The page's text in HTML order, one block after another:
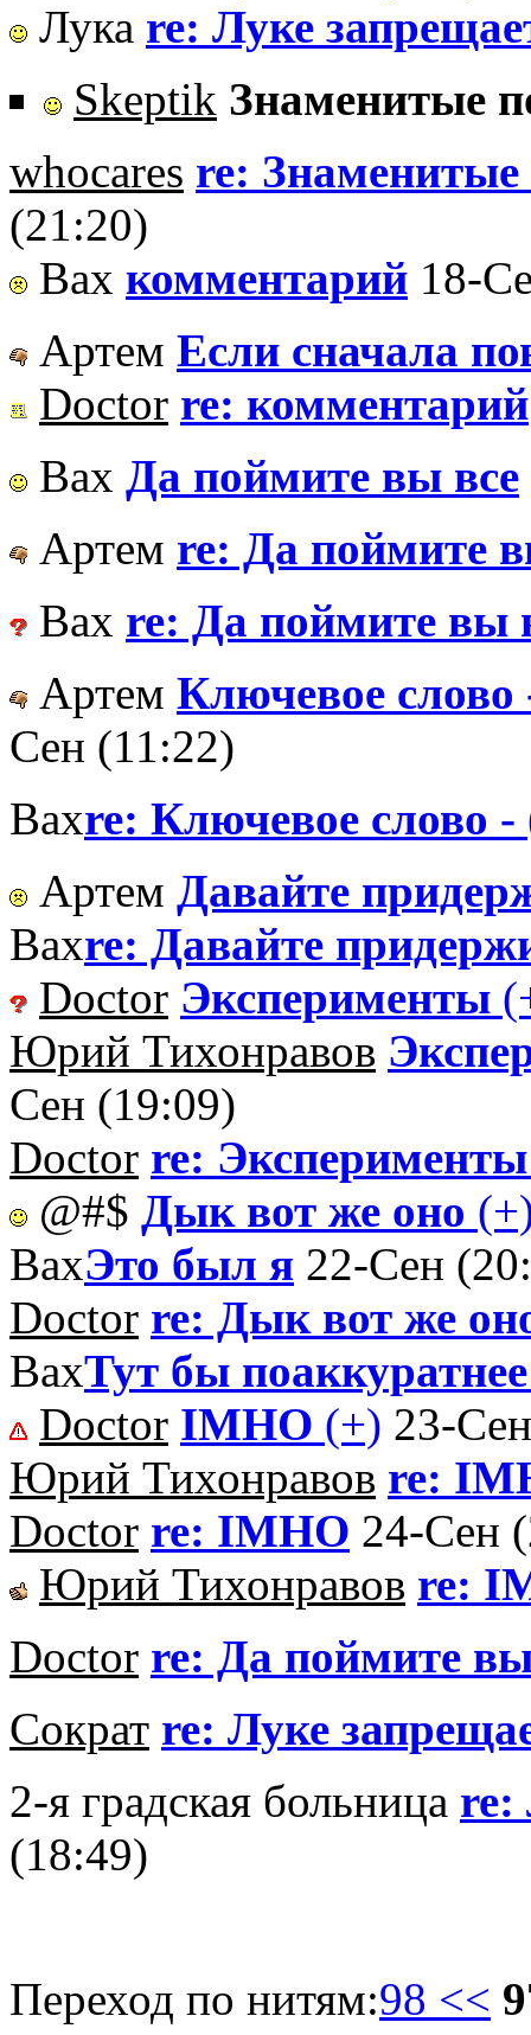
Лука re: Луке
Skeptik Знаменитые
whocares re: Знаменитые
(21:20)
Вах комментарий 18-
Артем Если сначала
Doctor re: комментарий
Вах Да поймите вы все
Артем re: Да поймите
Вах re: Да поймите вы
Артем Ключевое
Сен (11:22)
Вахre: Ключевое слово -
Артем Давайте
Вахre: Давайте
Doctor Эксперименты
Юрий Тихонравов
Сен (19:09)
Doctor re:
@#$ Дык вот же оно
ВахЭто был я 22-Сен
Doctor re: Дык вот же
ВахТут бы поаккуратнее
Doctor IMHO (+) 23-
Юрий Тихонравов re:
Doctor re: IMHO 24-Сен
Юрий Тихонравов re:
Doctor re: Да поймите
Сократ re: Луке
2-я градская больница re:
(18:49)
Переход по нитям:98 <<